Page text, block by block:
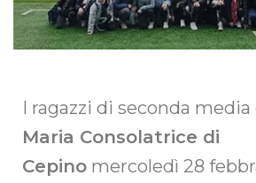
I ragazzi di seconda media
Maria Consolatrice di
Cepino mercoledì 28